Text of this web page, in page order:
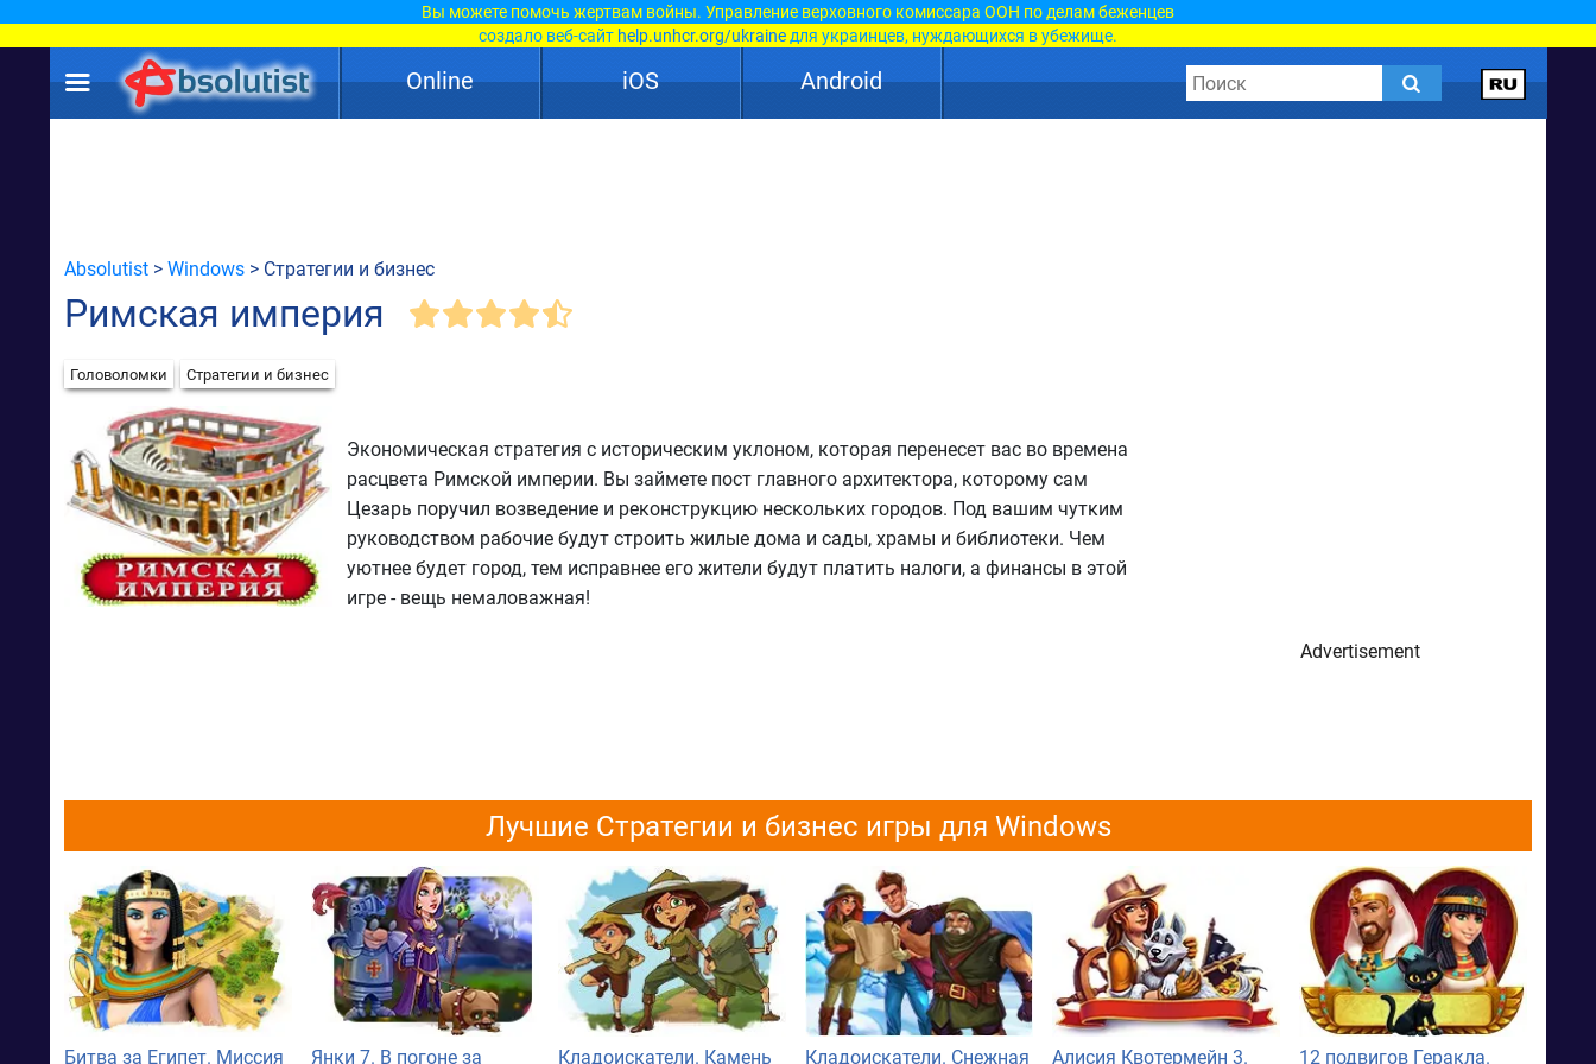
Вы можете помочь жертвам войны. Управление верховного комиссара ООН по делам беженцев
создало веб-сайт help.unhcr.org/ukraine для украинцев, нуждающихся в убежище.
Online iOS Android
Absolutist > Windows > Стратегии и бизнес
Римская империя
Головоломки Стратегии и бизнес
Экономическая стратегия с историческим уклоном, которая перенесет вас во времена
расцвета Римской империи. Вы займете пост главного архитектора, которому сам
Цезарь поручил возведение и реконструкцию нескольких городов. Под вашим чутким
руководством рабочие будут строить жилые дома и сады, храмы и библиотеки. Чем
уютнее будет город, тем исправнее его жители будут платить налоги, а финансы в этой
игре - вещь немаловажная!
Advertisement
Лучшие Стратегии и бизнес игры для Windows
Битва за Египет. Миссия Янки 7. В погоне за Кладоискатели. Камень Кладоискатели. Снежная Алисия Квотермейн 3. 12 подвигов Геракла.